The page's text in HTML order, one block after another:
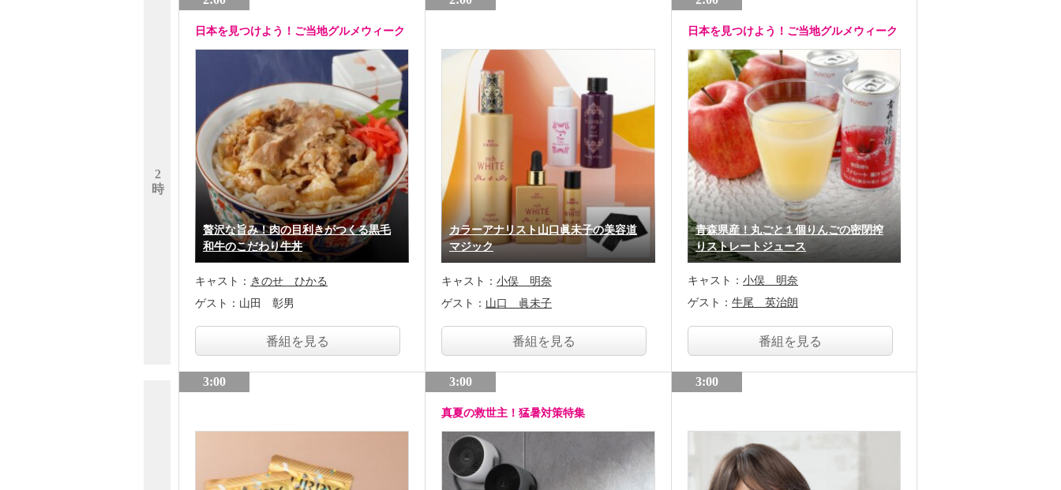
2
時
日本を見つけよう！ご当地グルメウィーク
贅沢な旨み！肉の目利きがつくる黒毛
和牛のこだわり牛丼
キャスト： きのせ ひかる
ゲスト： 山田 彰男
番組を見る
3:00
カラーアナリスト山口眞未子の美容道
マジック
キャスト： 小俣 明奈
ゲスト： 山口 眞未子
番組を見る
3:00
真夏の救世主！猛暑対策特集
日本を見つけよう！ご当地グルメウィーク
青森県産！丸ごと１個りんごの密閉搾
りストレートジュース
キャスト： 小俣 明奈
ゲスト： 牛尾 英治朗
番組を見る
3:00